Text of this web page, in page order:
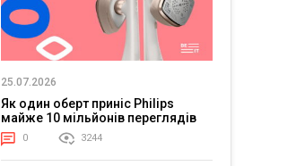
25.07.2026
Як один оберт приніс Philips
майже 10 мільйонів переглядів
0 3244